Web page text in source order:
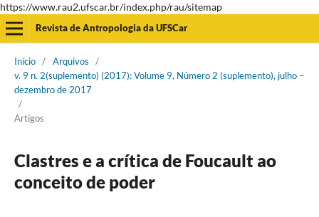
https://www.rau2.ufscar.br/index.php/rau/sitemap
Revista de Antropologia da UFSCar
Início / Arquivos
/
v. 9 n. 2(suplemento) (2017): Volume 9, Número 2 (suplemento), julho –
dezembro de 2017
/
Artigos
Clastres e a crítica de Foucault ao
conceito de poder